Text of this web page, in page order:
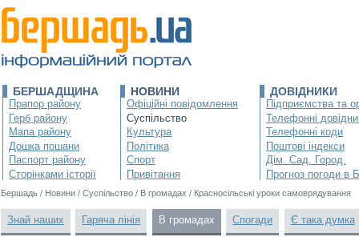
БЕРШАДЩИНА
Прапор району
Герб району
Мапа району
Дошка пошани
Паспорт району
Сторінками історії
НОВИНИ
Офіційні повідомлення
Суспільство
Культура
Політика
Спорт
Привітання
ДОВІДНИКИ
Підприємства та
Телефонні
Телефонні коди
Поштові індекси
Дім. Сад. Город.
Прогноз погоди в
Бершадь / Новини / Суспільство / В громадах / Красносільські уроки самоврядування
Знай наших Гаряча лінія В громадах Спогади Є така думка